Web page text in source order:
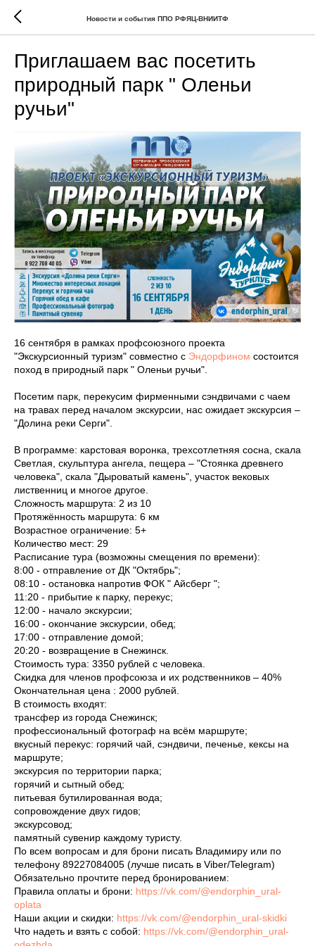
Новости и события ППО РФЯЦ-ВНИИТФ
Приглашаем вас посетить
природный парк " Оленьи
ручьи"
16 сентября в рамках профсоюзного проекта
"Экскурсионный туризм" совместно с Эндорфином состоится
поход в природный парк " Оленьи ручьи".
Посетим парк, перекусим фирменными сэндвичами с чаем
на травах перед началом экскурсии, нас ожидает экскурсия –
"Долина реки Серги".
В программе: карстовая воронка, трехсотлетняя сосна, скала
Светлая, скульптура ангела, пещера – "Стоянка древнего
человека", скала "Дыроватый камень", участок вековых
лиственниц и многое другое.
Сложность маршрута: 2 из 10
Протяжённость маршрута: 6 км
Возрастное ограничение: 5+
Количество мест: 29
Расписание тура (возможны смещения по времени):
8:00 - отправление от ДК "Октябрь";
08:10 - остановка напротив ФОК " Айсберг ";
11:20 - прибытие к парку, перекус;
12:00 - начало экскурсии;
16:00 - окончание экскурсии, обед;
17:00 - отправление домой;
20:20 - возвращение в Снежинск.
Стоимость тура: 3350 рублей с человека.
Скидка для членов профсоюза и их родственников – 40%
Окончательная цена : 2000 рублей.
В стоимость входят:
трансфер из города Снежинск;
профессиональный фотограф на всём маршруте;
вкусный перекус: горячий чай, сэндвичи, печенье, кексы на
маршруте;
экскурсия по территории парка;
горячий и сытный обед;
питьевая бутилированная вода;
сопровождение двух гидов;
экскурсовод;
памятный сувенир каждому туристу.
По всем вопросам и для брони писать Владимиру или по
телефону 89227084005 (лучше писать в Viber/Telegram)
Обязательно прочтите перед бронированием:
Правила оплаты и брони: https://vk.com/@endorphin_ural-
oplata
Наши акции и скидки: https://vk.com/@endorphin_ural-skidki
Что надеть и взять с собой: https://vk.com/@endorphin_ural-